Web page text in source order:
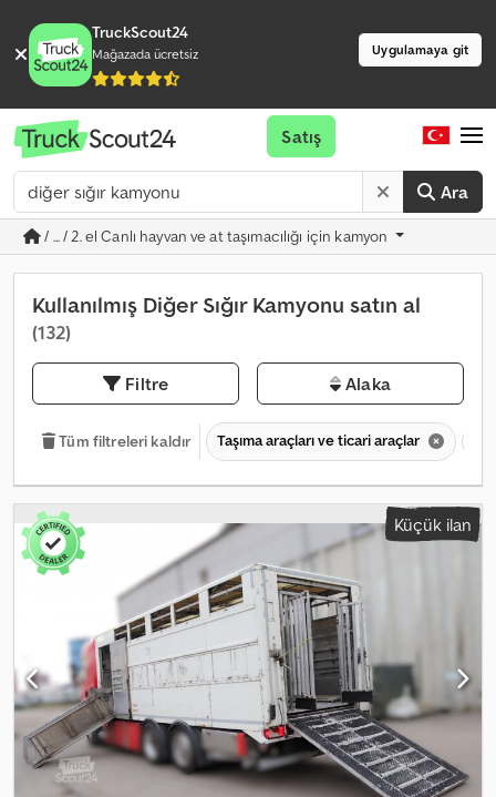
TruckScout24
Mağazada ücretsiz Uygulamaya git
Ara
Satış
/ ... / 2. el Canlı hayvan ve at taşımacılığı için kamyon
Kullanılmış Diğer Sığır Kamyonu satın al
(132)
Filtre Alaka
Tüm filtreleri kaldır Taşıma araçları ve ticari araçlar
Küçük ilan